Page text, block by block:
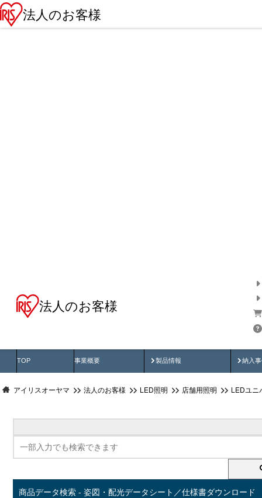
法人のお客様
法人のお客様
TOP 事業概要 製品情報
製品動画 納入
納
アイリスオーヤマ 法人のお客様 LED照明 店舗用照明 LEDユニ
商品データ検索 - 姿図・配光データシート／仕様書ダウンロード